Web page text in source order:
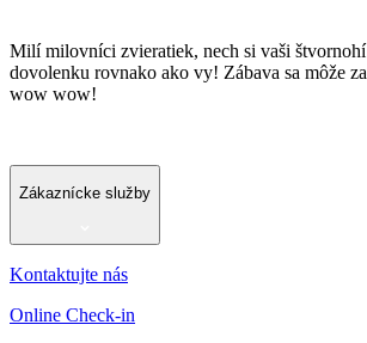
Milí milovníci zvieratiek, nech si vaši
dovolenku rovnako ako vy! Zábava sa môže
wow wow!
Zákaznícke služby
Kontaktujte nás
Online Check-in